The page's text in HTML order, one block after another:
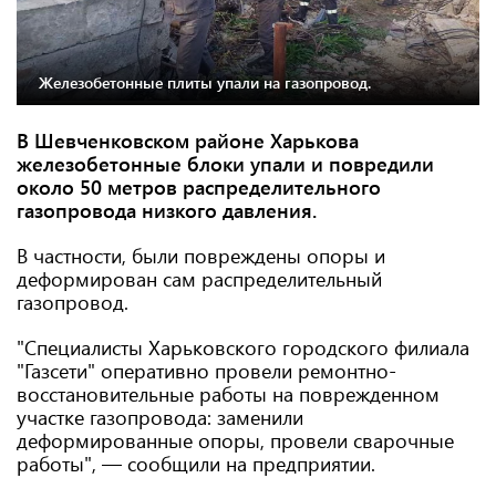
Железобетонные плиты упали на газопровод.
В Шевченковском районе Харькова
железобетонные блоки упали и повредили
около 50 метров распределительного
газопровода низкого давления.
В частности, были повреждены опоры и
деформирован сам распределительный
газопровод.
"Специалисты Харьковского городского филиала
"Газсети" оперативно провели ремонтно-
восстановительные работы на поврежденном
участке газопровода: заменили
деформированные опоры, провели сварочные
работы", — сообщили на предприятии.